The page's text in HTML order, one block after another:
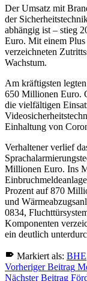
Der Umsatz mit
der
abhängig ist – stieg
Euro. Mit einem
verzeichneten
Wachstum.
Am kräftigsten
650 Millionen Euro.
die vielfältigen
Einhaltung von
Verhaltener verlief
Millionen Euro. Ins
Prozent auf 870
und
0834,
Komponenten
ein deutlich
Markiert als: BHE
Zurück
zur
Vorheriger Beitrag
Nächster Beitrag